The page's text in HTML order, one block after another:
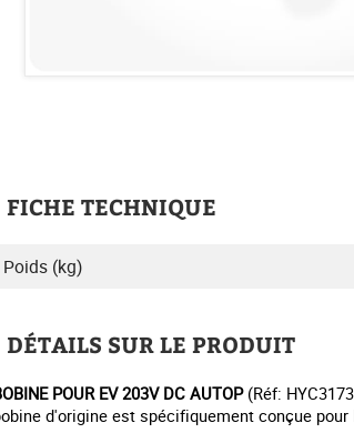
FICHE TECHNIQUE
Poids (kg)
DÉTAILS SUR LE PRODUIT
POUR EV 203V DC AUTOP(Réf:
d'origine est spécifiquement conçue